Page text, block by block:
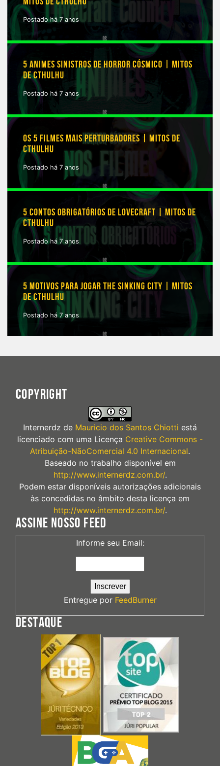
Postado há 7 anos
5 ANIMES SINISTROS DE HORROR CÓSMICO | MITOS
DE CTHULHU
Postado há 7 anos
OS 5 FILMES MAIS PERTURBADORES | MITOS DE
CTHULHU
Postado há 7 anos
5 CONTOS OBRIGATÓRIOS DE LOVECRAFT | MITOS DE
CTHULHU
Postado há 7 anos
5 MOTIVOS PARA JOGAR THE SINKING CITY | MITOS
DE CTHULHU
Postado há 7 anos
COPYRIGHT
Internerdz de Mauricio dos Santos Chiotti está
licenciado com uma Licença Creative Commons -
Atribuição-NãoComercial 4.0 Internacional.
Baseado no trabalho disponível em
http://www.internerdz.com.br/.
Podem estar disponíveis autorizações adicionais
às concedidas no âmbito desta licença em
http://www.internerdz.com.br/.
ASSINE NOSSO FEED
Informe seu Email:
Entregue por FeedBurner
DESTAQUE